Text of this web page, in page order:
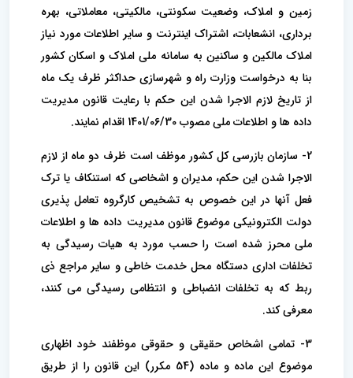
زمین و املاک، وضعیت سکونتی، مالکیتی، معاملاتی، بهره
برداری، انشعابات، اشتراک اینترنت و سایر اطلاعات مورد نیاز
املاک مالکین و ساکنین به سامانه ملی املاک و اسکان کشور
بنا به درخواست وزارت راه و شهرسازی حداکثر ظرف یک ماه
از تاریخ لازم الاجرا شدن این حکم با رعایت قانون مدیریت
داده ها و اطلاعات ملی مصوب 1401/06/30 اقدام نمایند.
2- سازمان بازرسی کل کشور موظف است ظرف دو ماه از لازم
الاجرا شدن این حکم، مدیران و اشخاصی که استنکاف یا ترک
فعل آنها در این خصوص به تشخیص کارگروه تعامل پذیری
دولت الکترونیکی موضوع قانون مدیریت داده ها و اطلاعات
ملی محرز شده است را حسب مورد به هیات رسیدگی به
تخلفات اداری دستگاه محل خدمت خاطی و سایر مراجع ذی
ربط که به تخلفات انضباطی و انتظامی رسیدگی می کنند،
معرفی کند.
3- تمامی اشخاص حقیقی و حقوقی موظفند خود اظهاری
موضوع این ماده و ماده (54 مکرر) این قانون را از طریق